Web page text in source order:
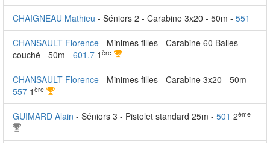
CHAIGNEAU Mathieu - Séniors 2 - Carabine 3x20 - 50m - 551
CHANSAULT Florence - Minimes filles - Carabine 60 Balles
couché - 50m - 601.7 1 ère
CHANSAULT Florence - Minimes filles - Carabine 3x20 - 50m -
557 1 ère
GUIMARD Alain - Séniors 3 - Pistolet standard 25m - 501 2ème